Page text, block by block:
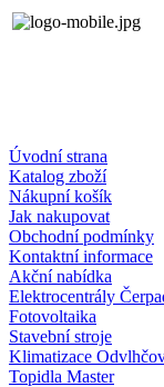
Úvodní strana
Katalog zboží
Nákupní košík
Jak nakupovat
Obchodní podmínky
Kontaktní informace
Akční nabídka
Elektrocentrály
Fotovoltaika
Stavební stroje
Klimatizace
Topidla Master